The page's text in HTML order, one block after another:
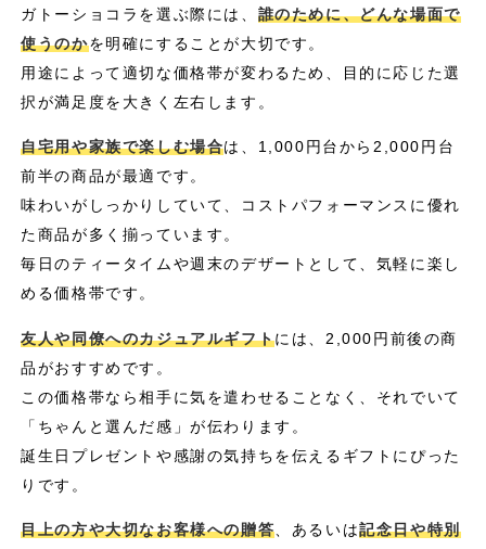
ガトーショコラを選ぶ際には、 誰のために、どんな場面で
使うのかを明確にすることが大切です。
用途によって適切な価格帯が変わるため、目的に応じた選
択が満足度を大きく左右します。
自宅用や家族で楽しむ場合は、1,000円台から2,000円台
前半の商品が最適です。
味わいがしっかりしていて、コストパフォーマンスに優れ
た商品が多く揃っています。
毎日のティータイムや週末のデザートとして、気軽に楽し
める価格帯です。
友人や同僚へのカジュアルギフトには、2,000円前後の商
品がおすすめです。
この価格帯なら相手に気を遣わせることなく、それでいて
「ちゃんと選んだ感」が伝わります。
誕生日プレゼントや感謝の気持ちを伝えるギフトにぴった
りです。
目上の方や大切なお客様への贈答 、あるいは記念日や特別